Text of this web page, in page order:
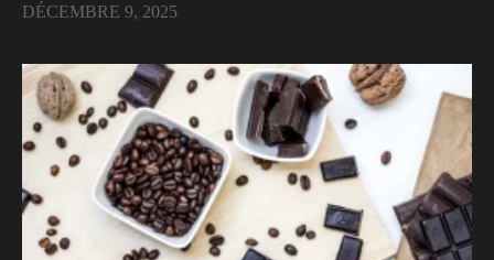
DÉCEMBRE 9, 2025